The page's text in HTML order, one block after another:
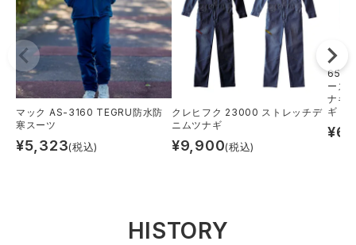
マック AS-3160 TEGRU防水防
寒スーツ
¥5,323(税込)
クレヒフク 23000 ストレッチデ
ニムツナギ
¥9,900(税込)
659
ーズ
ナギ
ギ
¥
HISTORY